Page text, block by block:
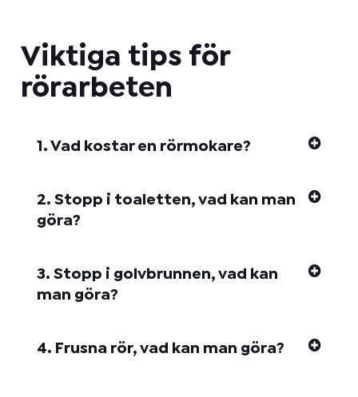
Viktiga tips för
rörarbeten
1. Vad kostar en rörmokare?
2. Stopp i toaletten, vad kan man
göra?
3. Stopp i golvbrunnen, vad kan
man göra?
4. Frusna rör, vad kan man göra?